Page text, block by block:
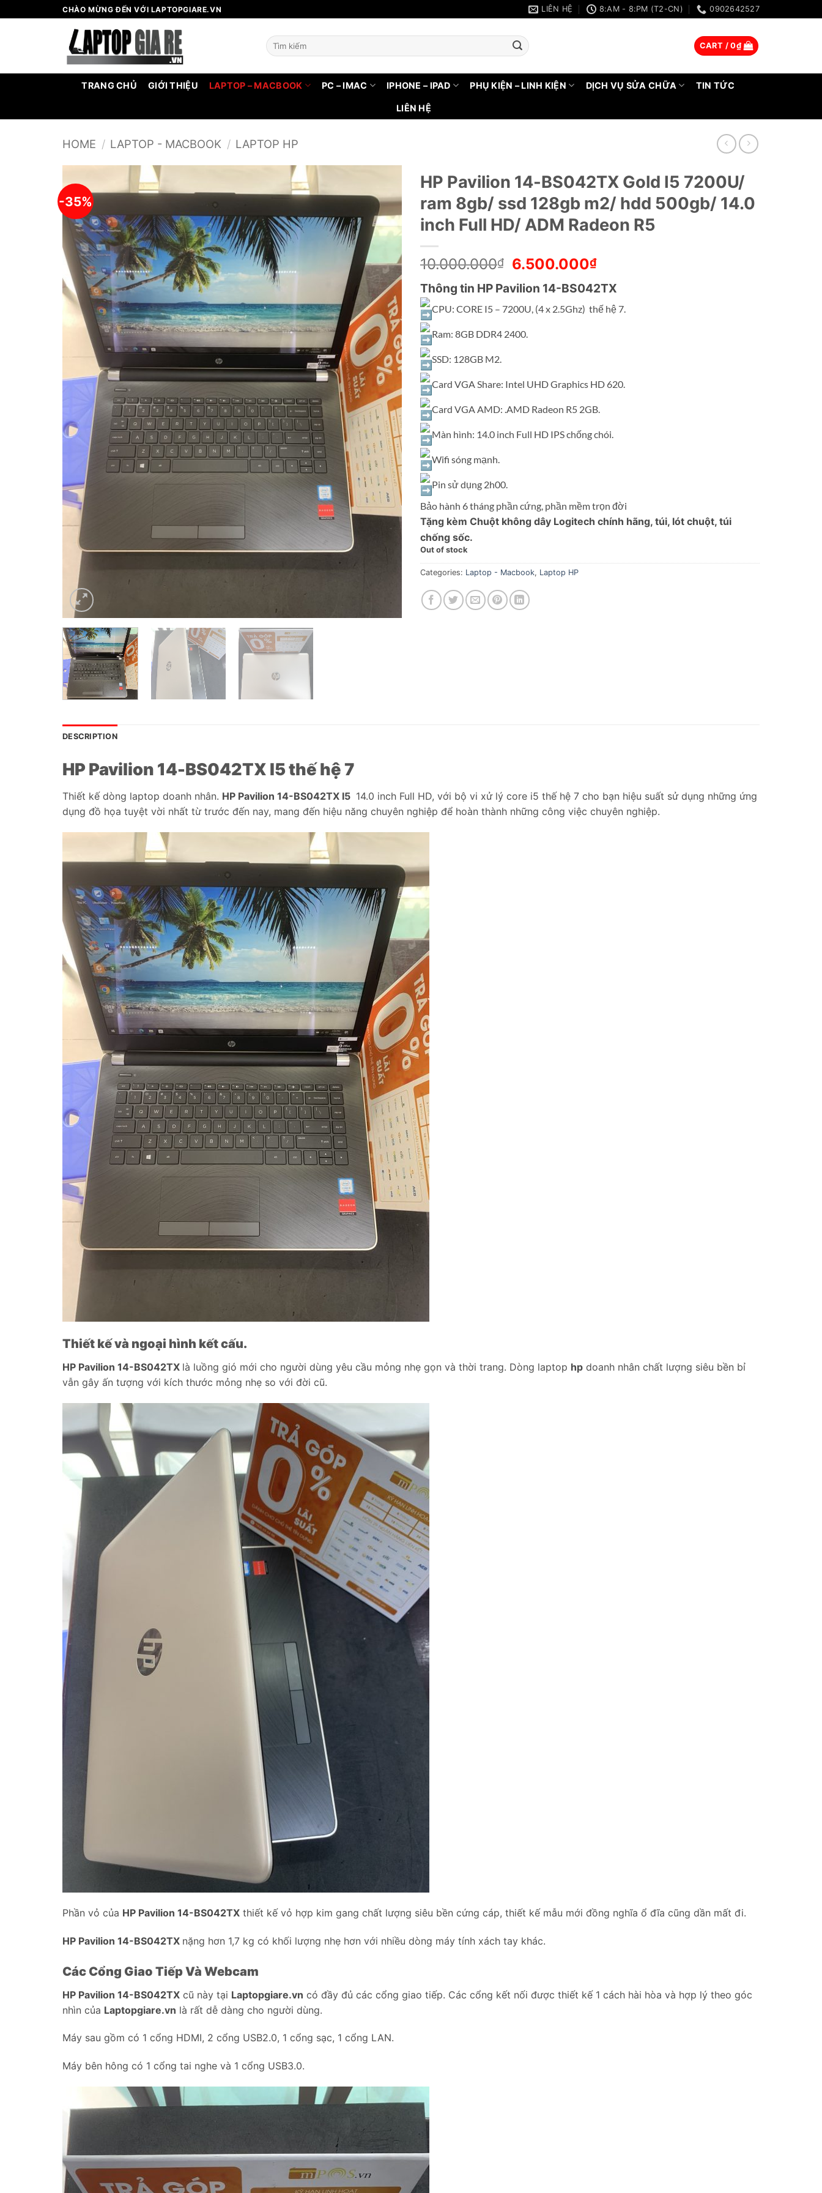
qua
CHÀO MỪNG ĐẾN VỚI LAPTOPGIARE.VN LIÊN HỆ 8:AM - 8:PM (T2-CN) 0902642527
Search
for:
CART /0₫
TRANG CHỦ GIỚI THIỆU LAPTOP – MACBOOK PC – IMAC IPHONE – IPAD PHỤ KIỆN – LINH KIỆN DỊCH VỤ SỬA CHỮA TIN TỨC
LIÊN HỆ
HOME / LAPTOP - MACBOOK / LAPTOP HP
-35%
HP Pavilion 14-BS042TX Gold I5 7200U/
ram 8gb/ ssd 128gb m2/ hdd 500gb/ 14.0
inch Full HD/ ADM Radeon R5
10.000.000₫ 6.500.000₫
Thông tin HP Pavilion 14-BS042TX
CPU: CORE I5 – 7200U, (4 x 2.5Ghz) thế hệ 7.
Ram: 8GB DDR4 2400.
SSD: 128GB M2.
Card VGA Share: Intel UHD Graphics HD 620.
Card VGA AMD: .AMD Radeon R5 2GB.
Màn hình: 14.0 inch Full HD IPS chống chói.
Wifi sóng mạnh.
Pin sử dụng 2h00.
Bảo hành 6 tháng phần cứng, phần mềm trọn đời
Tặng kèm Chuột không dây Logitech chính hãng, túi, lót chuột, túi
chống sốc.
Out of stock
Categories: Laptop - Macbook, Laptop HP
DESCRIPTION
HP Pavilion 14-BS042TX I5 thế hệ 7
Thiết kế dòng laptop doanh nhân. HP Pavilion 14-BS042TX I5 14.0 inch Full HD, với bộ vi xử lý core i5 thế hệ 7 cho bạn hiệu suất sử dụng những ứng
dụng đồ họa tuyệt vời nhất từ trước đến nay, mang đến hiệu năng chuyên nghiệp để hoàn thành những công việc chuyên nghiệp.
Thiết kế và ngoại hình kết cấu.
HP Pavilion 14-BS042TX là luồng gió mới cho người dùng yêu cầu mỏng nhẹ gọn và thời trang. Dòng laptop hp doanh nhân chất lượng siêu bền bỉ
vẫn gây ấn tượng với kích thước mỏng nhẹ so với đời cũ.
Phần vỏ của HP Pavilion 14-BS042TX thiết kế vỏ hợp kim gang chất lượng siêu bền cứng cáp, thiết kế mẫu mới đồng nghĩa ổ đĩa cũng dần mất đi.
HP Pavilion 14-BS042TX nặng hơn 1,7 kg có khối lượng nhẹ hơn với nhiều dòng máy tính xách tay khác.
Các Cổng Giao Tiếp Và Webcam
HP Pavilion 14-BS042TX cũ này tại Laptopgiare.vn có đầy đủ các cổng giao tiếp. Các cổng kết nối được thiết kế 1 cách hài hòa và hợp lý theo góc
nhìn của Laptopgiare.vn là rất dễ dàng cho người dùng.
Máy sau gồm có 1 cổng HDMI, 2 cổng USB2.0, 1 cổng sạc, 1 cổng LAN.
Máy bên hông có 1 cổng tai nghe và 1 cổng USB3.0.